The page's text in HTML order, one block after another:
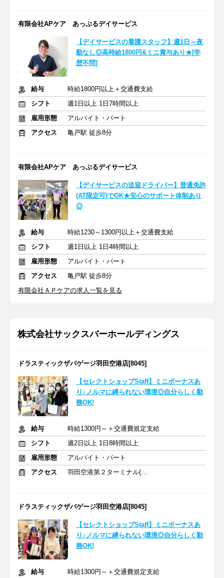
有限会社APケア あっぷるデイサービス
【デイサービスの看護スタッフ】週1日～夜
勤なし◎高時給1800円&ミニ賞与あり★[学
歴不問]
給与
時給1800円以上＋交通費支給
シフト
週1日以上 1日7時間以上
雇用形態
アルバイト・パート
アクセス
亀戸駅 徒歩8分
有限会社APケア あっぷるデイサービス
【デイサービスの送迎ドライバー】普通免許
(AT限定可)でOK★安心のサポート体制あり
◎
給与
時給1230～1300円以上＋交通費支給
シフト
週1日以上 1日4時間以上
雇用形態
アルバイト・パート
アクセス
亀戸駅 徒歩8分
有限会社ＡＰケアの求人一覧を見る
株式会社サックスバーホールディングス
ドラスティックザバゲージ羽田空港店[8045]
【セレクトショップStaff】ミニボーナスあ
り♪ノルマに縛られない環境◎自分らしく勤
務OK!
給与
時給1300円～＋交通費規定支給
シフト
週2日以上 1日8時間以上
雇用形態
アルバイト・パート
アクセス
羽田空港第２ターミナル(東京モノレール・ＡＮＡ利用)駅 徒歩3分
ドラスティックザバゲージ羽田空港店[8045]
【セレクトショップStaff】ミニボーナスあ
り♪ノルマに縛られない環境◎自分らしく勤
務OK!
給与
時給1300円～＋交通費規定支給